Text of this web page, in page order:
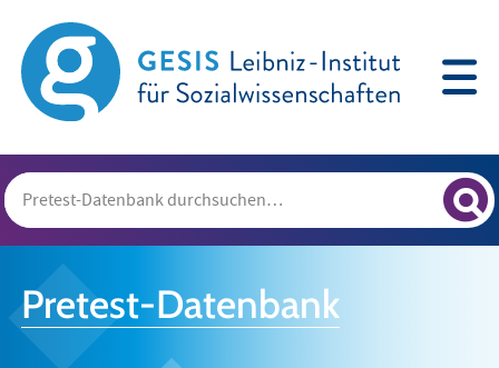
Pretest-Datenbank